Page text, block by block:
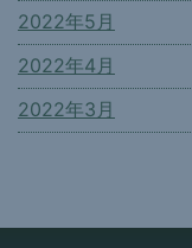
2022年5月
2022年4月
2022年3月